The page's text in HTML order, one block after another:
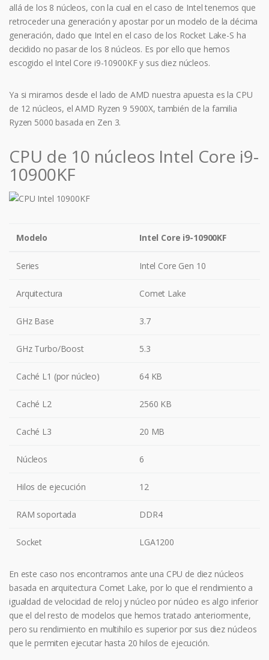
allá de los 8 núcleos, con la cual en el caso de Intel tenemos que
retroceder una generación y apostar por un modelo de la décima
generación, dado que Intel en el caso de los Rocket Lake-S ha
decidido no pasar de los 8 núcleos. Es por ello que hemos
escogido el Intel Core i9-10900KF y sus diez núcleos.
Ya si miramos desde el lado de AMD nuestra apuesta es la CPU
de 12 núcleos, el AMD Ryzen 9 5900X, también de la familia
Ryzen 5000 basada en Zen 3.
CPU de 10 núcleos Intel Core i9-
10900KF
Modelo Intel Core i9-10900KF
Series Intel Core Gen 10
Arquitectura Comet Lake
GHz Base 3.7
GHz Turbo/Boost 5.3
Caché L1 (por núcleo) 64 KB
Caché L2 2560 KB
Caché L3 20 MB
Núcleos 6
Hilos de ejecución 12
RAM soportada DDR4
Socket LGA1200
En este caso nos encontramos ante una CPU de diez núcleos
basada en arquitectura Comet Lake, por lo que el rendimiento a
igualdad de velocidad de reloj y núcleo por núcleo es algo inferior
que el del resto de modelos que hemos tratado anteriormente,
pero su rendimiento en multihilo es superior por sus diez núcleos
que le permiten ejecutar hasta 20 hilos de ejecución.